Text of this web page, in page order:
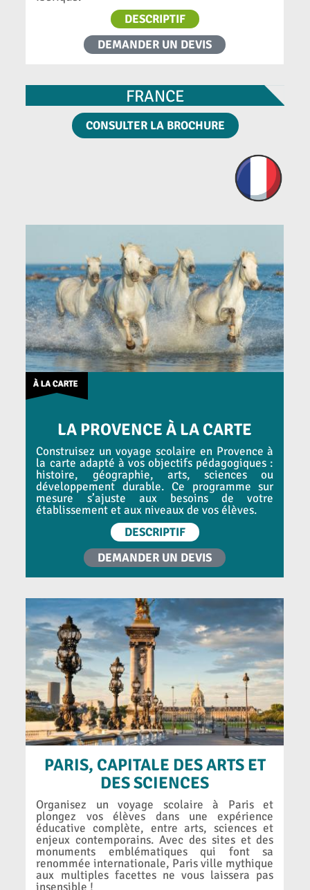
DESCRIPTIF
DEMANDER UN DEVIS
FRANCE
CONSULTER LA BROCHURE
LA PROVENCE À LA CARTE
Construisez un voyage scolaire en Provence à
la carte adapté à vos objectifs pédagogiques :
histoire, géographie, arts, sciences ou
développement durable. Ce programme sur
mesure s’ajuste aux besoins de votre
établissement et aux niveaux de vos élèves.
DESCRIPTIF
DEMANDER UN DEVIS
PARIS, CAPITALE DES ARTS ET
DES SCIENCES
Organisez un voyage scolaire à Paris et
plongez vos élèves dans une expérience
éducative complète, entre arts, sciences et
enjeux contemporains. Avec des sites et des
monuments emblématiques qui font sa
renommée internationale, Paris ville mythique
aux multiples facettes ne vous laissera pas
insensible !